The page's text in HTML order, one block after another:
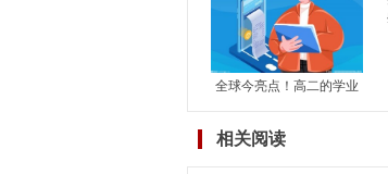
全球今亮点！高二的学业
响？学考对高考到底有没
相关阅读